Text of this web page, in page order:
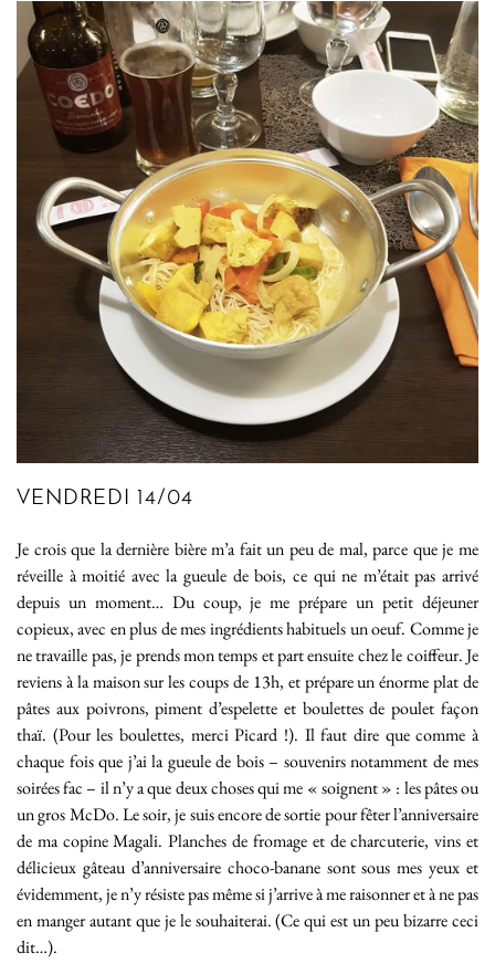
VENDREDI 14/04
Je crois que la dernière bière m’a fait un peu de mal, parce que je me
réveille à moitié avec la gueule de bois, ce qui ne m’était pas arrivé
depuis un moment… Du coup, je me prépare un petit déjeuner
copieux, avec en plus de mes ingrédients habituels un oeuf. Comme je
ne travaille pas, je prends mon temps et part ensuite chez le coiffeur. Je
reviens à la maison sur les coups de 13h, et prépare un énorme plat de
pâtes aux poivrons, piment d’espelette et boulettes de poulet façon
thaï. (Pour les boulettes, merci Picard !). Il faut dire que comme à
chaque fois que j’ai la gueule de bois – souvenirs notamment de mes
soirées fac – il n’y a que deux choses qui me « soignent » : les pâtes ou
un gros McDo. Le soir, je suis encore de sortie pour fêter l’anniversaire
de ma copine Magali. Planches de fromage et de charcuterie, vins et
délicieux gâteau d’anniversaire choco-banane sont sous mes yeux et
évidemment, je n’y résiste pas même si j’arrive à me raisonner et à ne pas
en manger autant que je le souhaiterai. (Ce qui est un peu bizarre ceci
dit…).